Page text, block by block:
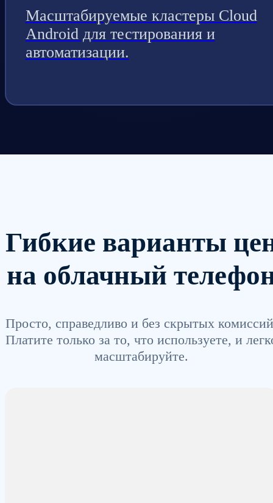
Масштабируемые кластеры Cloud
Android для тестирования и
автоматизации.
Гибкие варианты
на облачный
Просто, справедливо и без скрытых
Платите только за то, что используете, и
масштабируйте.